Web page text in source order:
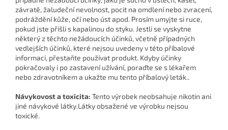
závratě, žaludeční nevolnost, pocit na omdlení nebo zvracení,
podráždění kůže, očí nebo úst apod. Prosím umyjte si ruce,
pokud jste přišli s kapalinou do styku. Jestli se vyskytne
některý z těchto nežádoucích účinků, včetně případných
vedlejších účinků, které nejsou uvedeny v této příbalové
informaci, přestaňte používat produkt. Kdyby účinky
pokračovaly i po zastavení užívání, poraďte se s lékařem
nebo zdravotníkem a ukažte mu tento příbalový leták..
Návykovost a toxicita: Tento výrobek neobsahuje nikotin ani
jiné návykové látky.Látky obsažené ve výrobku nejsou
toxické.